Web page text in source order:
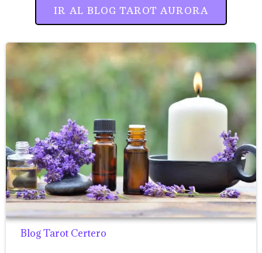
IR AL BLOG TAROT AURORA
Blog Tarot Certero